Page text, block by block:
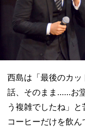
西島は「最後のカ
話、そのまま……お
う複雑でしたね」と
コーヒーだけを飲